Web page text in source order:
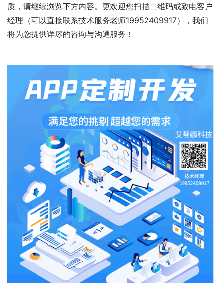
质，请继续浏览下方内容。更欢迎您扫描二维码或致电客户
经理（可以直接联系技术服务老师19952409917），我们
将为您提供详尽的咨询与沟通服务！